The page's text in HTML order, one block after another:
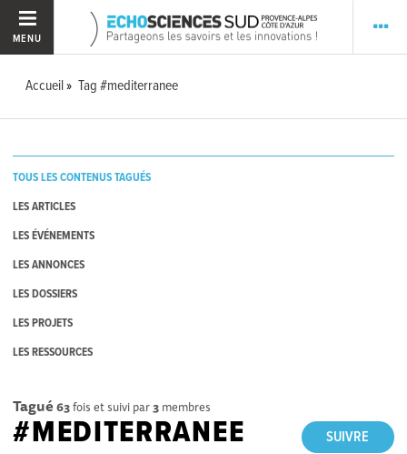
MENU
Accueil Tag #mediterranee
TOUS LES CONTENUS TAGUÉS
LES ARTICLES
LES ÉVÉNEMENTS
LES ANNONCES
LES DOSSIERS
LES PROJETS
LES RESSOURCES
Tagué 63fois et suivi par3 membres
SUIVRE
#MEDITERRANEE